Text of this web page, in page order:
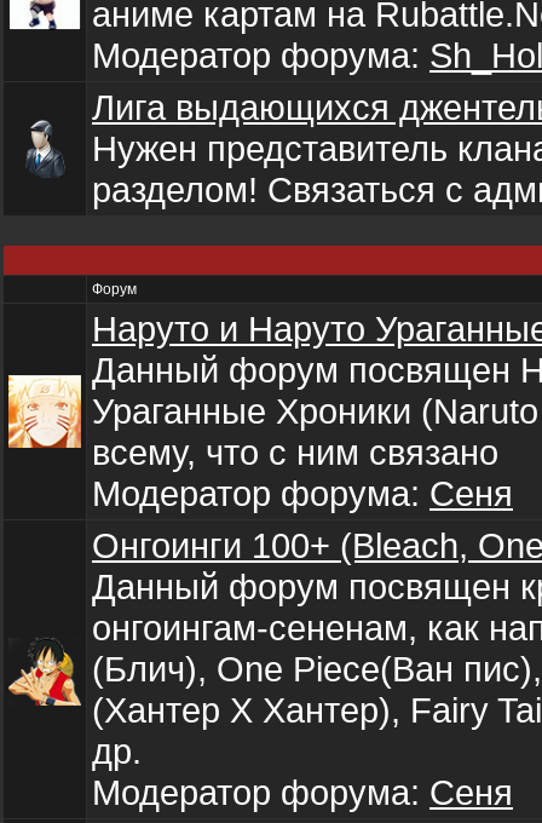
аниме картам на
Модератор форума:
Лига выдающихся
Нужен представитель
разделом! Связаться с
Форум
Наруто и Наруто
Данный форум посвящен
Ураганные Хроники
всему, что с ним связано
Модератор форума: Сеня
Онгоинги 100+ (Bleach,
Данный форум посвящен
онгоингам-сененам, как
(Блич), One Piece(Ван
(Хантер Х Хантер), Fairy
др.
Модератор форума: Сеня